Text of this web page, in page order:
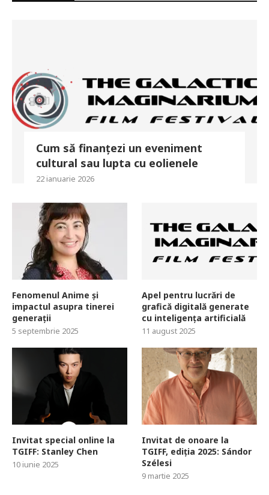
Cum să finanțezi un eveniment
cultural sau lupta cu eolienele
22 ianuarie 2026
Fenomenul Anime și
impactul asupra tinerei
generații
5 septembrie 2025
Apel pentru lucrări de
grafică digitală generate
cu inteligența artificială
11 august 2025
Invitat special online la
TGIFF: Stanley Chen
10 iunie 2025
Invitat de onoare la
TGIFF, ediția 2025: Sándor
Szélesi
9 martie 2025